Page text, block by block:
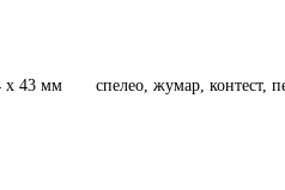
х 43 мм спелео, жумар, контест,